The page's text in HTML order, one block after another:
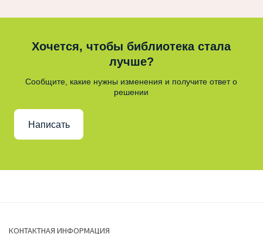
Хочется, чтобы библиотека стала
лучше?
Сообщите, какие нужны изменения и получите ответ о
решении
Написать
КОНТАКТНАЯ ИНФОРМАЦИЯ